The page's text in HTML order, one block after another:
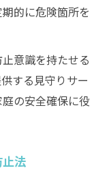
的に危険箇所を
意識を持たせる
する見守りサー
の安全確保に役
法